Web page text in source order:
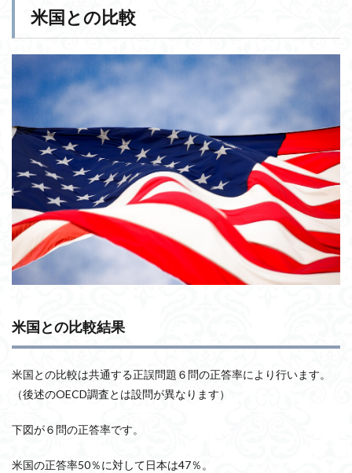
米国との比較
米国との比較結果
米国との比較は共通する正誤問題６問の正答率により行います。
（後述のOECD調査とは設問が異なります）
下図が６問の正答率です。
米国の正答率50％に対して日本は47％。